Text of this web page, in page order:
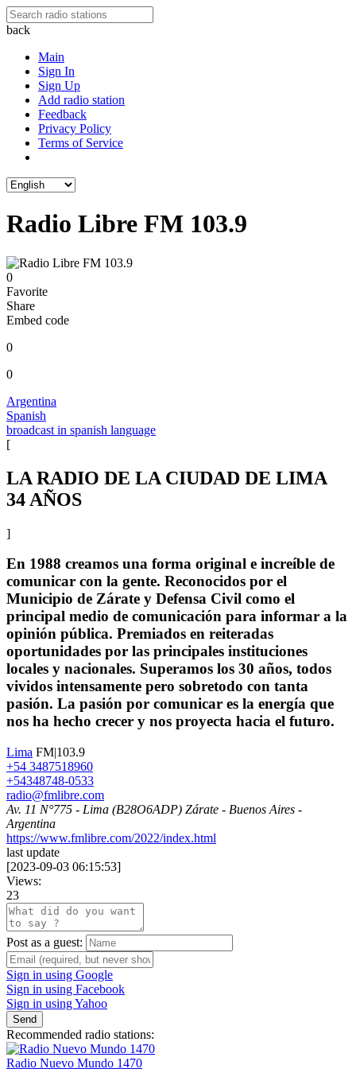
back
Main
Sign In
Sign Up
Add radio station
Feedback
Privacy Policy
Terms of Service
Radio Libre FM 103.9
0
Favorite
Share
Embed code
0
0
Argentina
Spanish
broadcast in spanish language
[
LA RADIO DE LA CIUDAD DE LIMA
34 AÑOS
]
En 1988 creamos una forma original e increíble de
comunicar con la gente. Reconocidos por el
Municipio de Zárate y Defensa Civil como el
principal medio de comunicación para informar a la
opinión pública. Premiados en reiteradas
oportunidades por las principales instituciones
locales y nacionales. Superamos los 30 años, todos
vividos intensamente pero sobretodo con tanta
pasión. La pasión por comunicar es la energía que
nos ha hecho crecer y nos proyecta hacia el futuro.
Lima FM|103.9
+54 3487518960
+54348748-0533
radio@fmlibre.com
Av. 11 N°775 - Lima (B28O6ADP) Zárate - Buenos Aires -
Argentina
https://www.fmlibre.com/2022/index.html
last update
[2023-09-03 06:15:53]
Views:
23
Post as a guest:
Sign in using Google
Sign in using Facebook
Sign in using Yahoo
Send
Recommended radio stations:
Radio Nuevo Mundo 1470